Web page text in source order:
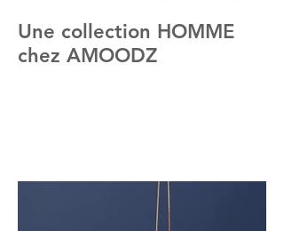
Une collection HOMME
chez AMOODZ